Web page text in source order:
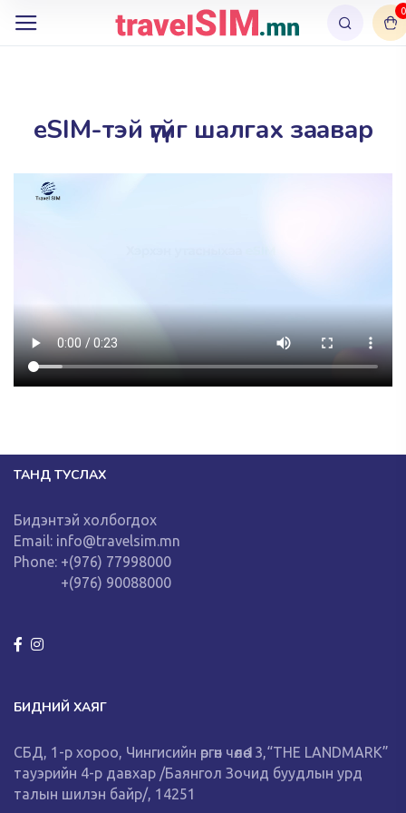
0
eSIM-тэй үгүйг шалгах заавар
ТАНД ТУСЛАХ
Бидэнтэй холбогдох
Email: info@travelsim.mn
Phone: +(976) 77998000
+(976) 90088000
БИДНИЙ ХАЯГ
СБД, 1-р хороо, Чингисийн өргөн чөлөө 13,“THE LANDMARK”
тауэрийн 4-р давхар /Баянгол Зочид буудлын урд
талын шилэн байр/, 14251